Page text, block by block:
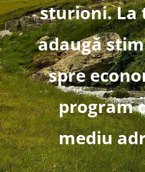
sturioni. La
adaugă
spre
program
mediu